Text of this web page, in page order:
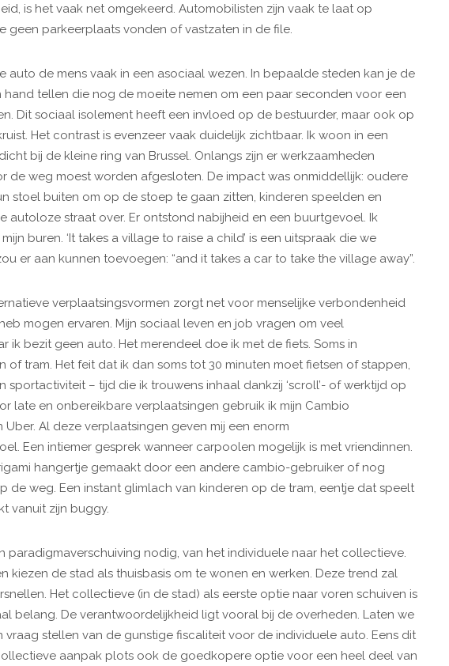
is het vaak net omgekeerd. Automobilisten zijn vaak te laat op
geen parkeerplaats vonden of vastzaten in de file.
auto de mens vaak in een asociaal wezen. In bepaalde steden kan je de
hand tellen die nog de moeite nemen om een paar seconden voor een
Dit sociaal isolement heeft een invloed op de bestuurder, maar ook op
Het contrast is evenzeer vaak duidelijk zichtbaar. Ik woon in een
bij de kleine ring van Brussel. Onlangs zijn er werkzaamheden
de weg moest worden afgesloten. De impact was onmiddellijk: oudere
stoel buiten om op de stoep te gaan zitten, kinderen speelden en
autoloze straat over. Er ontstond nabijheid en een buurtgevoel. Ik
buren. ‘It takes a village to raise a child’ is een uitspraak die we
er aan kunnen toevoegen: “and it takes a car to take the village away”.
verplaatsingsvormen zorgt net voor menselijke verbondenheid
mogen ervaren. Mijn sociaal leven en job vragen om veel
ik bezit geen auto. Het merendeel doe ik met de fiets. Soms in
of tram. Het feit dat ik dan soms tot 30 minuten moet fietsen of stappen,
sportactiviteit – tijd die ik trouwens inhaal dankzij ‘scroll’- of werktijd op
late en onbereikbare verplaatsingen gebruik ik mijn Cambio
Al deze verplaatsingen geven mij een enorm
Een intiemer gesprek wanneer carpoolen mogelijk is met vriendinnen.
hangertje gemaakt door een andere cambio-gebruiker of nog
de weg. Een instant glimlach van kinderen op de tram, eentje dat speelt
vanuit zijn buggy.
paradigmaverschuiving nodig, van het individuele naar het collectieve.
kiezen de stad als thuisbasis om te wonen en werken. Deze trend zal
Het collectieve (in de stad) als eerste optie naar voren schuiven is
belang. De verantwoordelijkheid ligt vooral bij de overheden. Laten we
vraag stellen van de gunstige fiscaliteit voor de individuele auto. Eens dit
aanpak plots ook de goedkopere optie voor een heel deel van